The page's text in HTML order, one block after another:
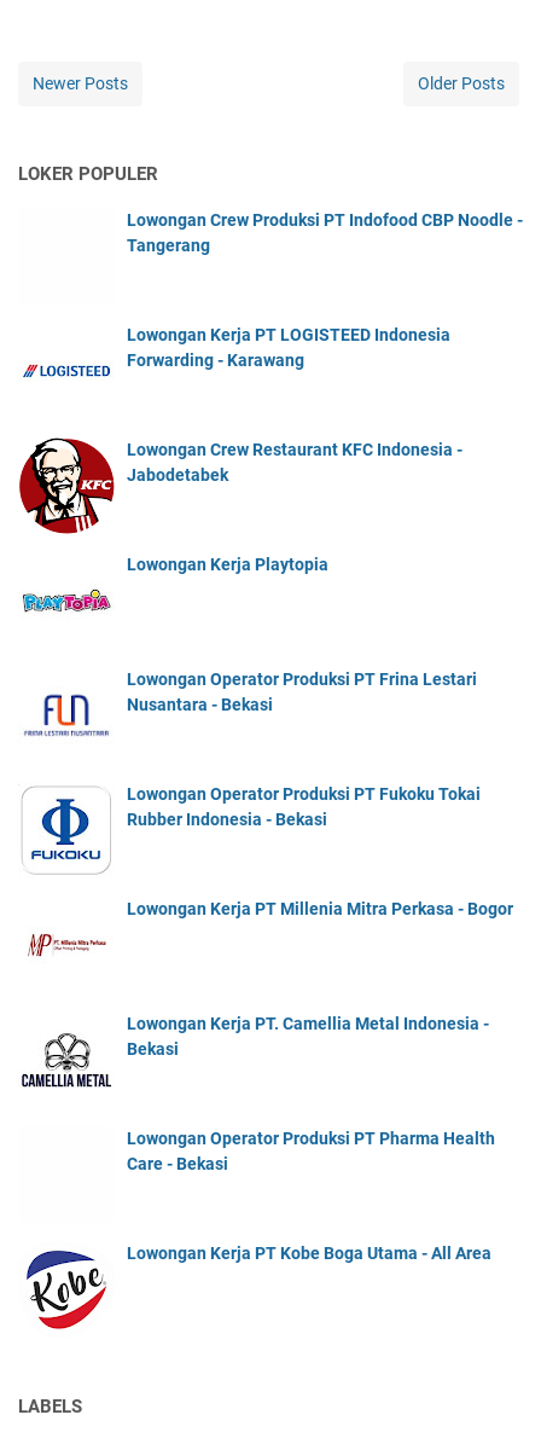
Newer Posts Older Posts
LOKER POPULER
Lowongan Crew Produksi PT Indofood CBP Noodle -
Tangerang
Lowongan Kerja PT LOGISTEED Indonesia
Forwarding - Karawang
Lowongan Crew Restaurant KFC Indonesia -
Jabodetabek
Lowongan Kerja Playtopia
Lowongan Operator Produksi PT Frina Lestari
Nusantara - Bekasi
Lowongan Operator Produksi PT Fukoku Tokai
Rubber Indonesia - Bekasi
Lowongan Kerja PT Millenia Mitra Perkasa - Bogor
Lowongan Kerja PT. Camellia Metal Indonesia -
Bekasi
Lowongan Operator Produksi PT Pharma Health
Care - Bekasi
Lowongan Kerja PT Kobe Boga Utama - All Area
LABELS